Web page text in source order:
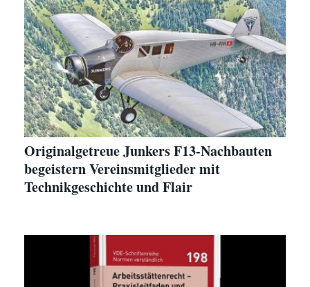
Originalgetreue Junkers F13-Nachbauten
begeistern Vereinsmitglieder mit
Technikgeschichte und Flair